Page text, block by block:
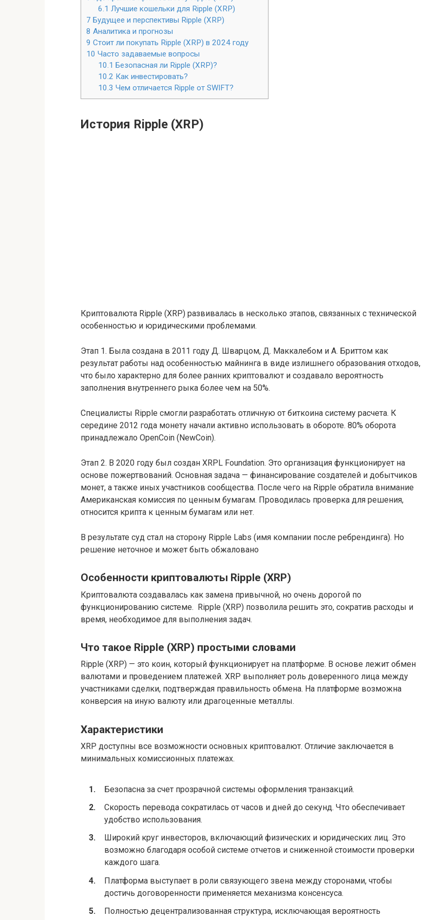
6.1 Лучшие кошельки для Ripple (XRP)
7 Будущее и перспективы Ripple (XRP)
8 Аналитика и прогнозы
9 Стоит ли покупать Ripple (XRP) в 2024 году
10 Часто задаваемые вопросы
10.1 Безопасная ли Ripple (XRP)?
10.2 Как инвестировать?
10.3 Чем отличается Ripple от SWIFT?
История Ripple (XRP)
Криптовалюта Ripple (XRP) развивалась в несколько этапов, связанных с технической
особенностью и юридическими проблемами.
Этап 1. Была создана в 2011 году Д. Шварцом, Д. Маккалебом и А. Бриттом как
результат работы над особенностью майнинга в виде излишнего образования отходов,
что было характерно для более ранних криптовалют и создавало вероятность
заполнения внутреннего рыка более чем на 50%.
Специалисты Ripple смогли разработать отличную от биткоина систему расчета. К
середине 2012 года монету начали активно использовать в обороте. 80% оборота
принадлежало OpenCoin (NewCoin).
Этап 2. В 2020 году был создан XRPL Foundation. Это организация функционирует на
основе пожертвований. Основная задача — финансирование создателей и добытчиков
монет, а также иных участников сообщества. После чего на Ripple обратила внимание
Американская комиссия по ценным бумагам. Проводилась проверка для решения,
относится крипта к ценным бумагам или нет.
В результате суд стал на сторону Ripple Labs (имя компании после ребрендинга). Но
решение неточное и может быть обжаловано
Особенности криптовалюты Ripple (XRP)
Криптовалюта создавалась как замена привычной, но очень дорогой по
функционированию системе. Ripple (XRP) позволила решить это, сократив расходы и
время, необходимое для выполнения задач.
Что такое Ripple (XRP) простыми словами
Ripple (XRP) — это коин, который функционирует на платформе. В основе лежит обмен
валютами и проведением платежей. XRP выполняет роль доверенного лица между
участниками сделки, подтверждая правильность обмена. На платформе возможна
конверсия на иную валюту или драгоценные металлы.
Характеристики
XRP доступны все возможности основных криптовалют. Отличие заключается в
минимальных комиссионных платежах.
Безопасна за счет прозрачной системы оформления транзакций.
Скорость перевода сократилась от часов и дней до секунд. Что обеспечивает
удобство использования.
Широкий круг инвесторов, включающий физических и юридических лиц. Это
возможно благодаря особой системе отчетов и сниженной стоимости проверки
каждого шага.
Платформа выступает в роли связующего звена между сторонами, чтобы
достичь договоренности применяется механизма консенсуса.
Полностью децентрализованная структура, исключающая вероятность